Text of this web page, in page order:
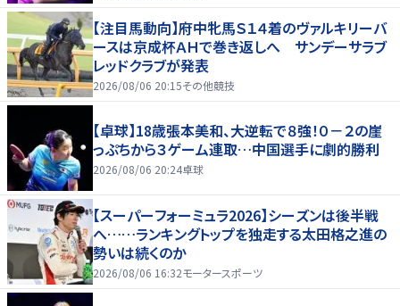
【注目馬動向】府中牝馬Ｓ１４着のヴァルキリーバ
ースは京成杯ＡＨで巻き返しへ サンデーサラブ
レッドクラブが発表
2026/08/06 20:15その他競技
【卓球】18歳張本美和、大逆転で８強！０－２の崖
っぷちから３ゲーム連取…中国選手に劇的勝利
2026/08/06 20:24卓球
【スーパーフォーミュラ2026】シーズンは後半戦
へ……ランキングトップを独走する太田格之進の
勢いは続くのか
2026/08/06 16:32モータースポーツ